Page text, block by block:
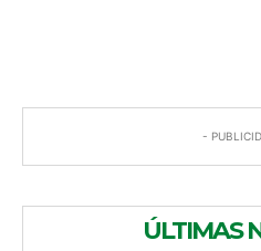
-
ÚLTIMAS